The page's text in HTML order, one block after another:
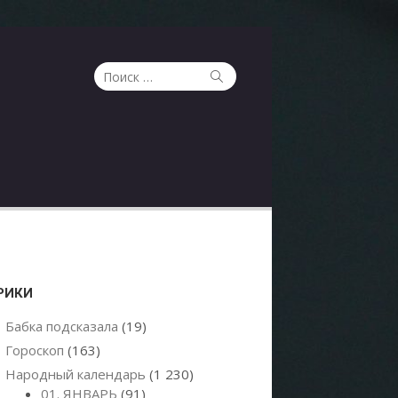
Поиск
по:
Поиск
Бабка подсказала (19)
Гороскоп (163)
Народный календарь (1 230)
01. ЯНВАРЬ (91)